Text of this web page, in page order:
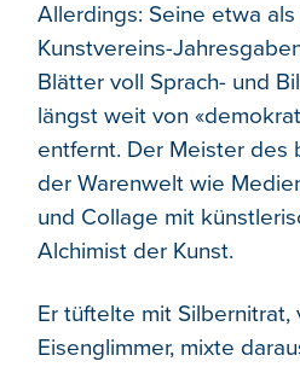
Allerdings: Seine etwa
Kunstvereins-
Blätter voll Sprach- und
längst weit von
entfernt. Der Meister des
der Warenwelt wie
und Collage mit
Alchimist der Kunst.
Er tüftelte mit Silbernitrat,
Eisenglimmer, mixte